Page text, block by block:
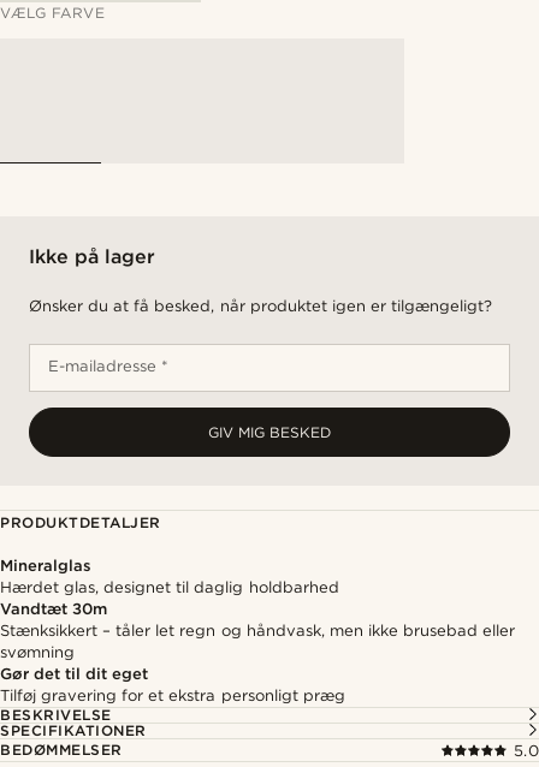
VÆLG FARVE
Ikke på lager
Ønsker du at få besked, når produktet igen er tilgængeligt?
E-mailadresse *
GIV MIG BESKED
PRODUKTDETALJER
Mineralglas
Hærdet glas, designet til daglig holdbarhed
Vandtæt 30m
Stænksikkert – tåler let regn og håndvask, men ikke brusebad eller
svømning
Gør det til dit eget
Tilføj gravering for et ekstra personligt præg
BESKRIVELSE
SPECIFIKATIONER
BEDØMMELSER
5.0